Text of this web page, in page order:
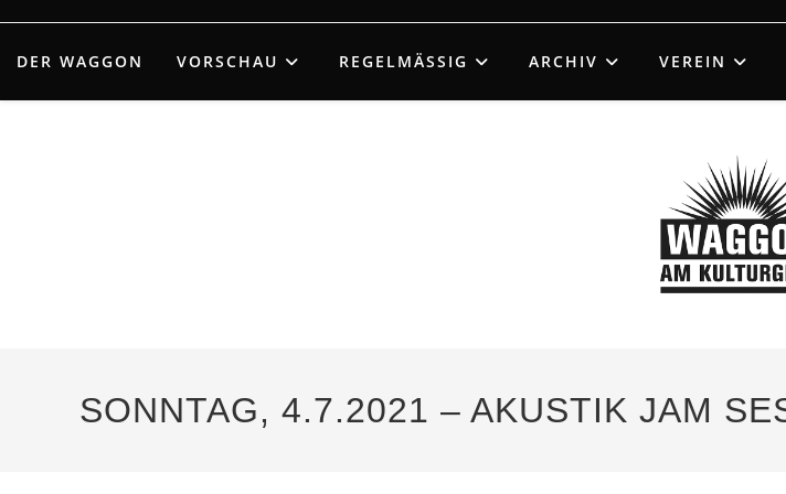
springen
DER WAGGON VORSCHAU REGELMÄSSIG ARCHIV VEREIN
SONNTAG, 4.7.2021 – AKUSTIK JAM